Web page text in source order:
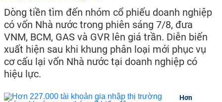
Dòng tiền tìm đến nhóm cổ phiếu doanh nghiệp
có vốn Nhà nước trong phiên sáng 7/8, đưa
VNM, BCM, GAS và GVR lên giá trần. Diễn biến
xuất hiện sau khi khung phân loại mới phục vụ
cơ cấu lại vốn Nhà nước tại doanh nghiệp có
hiệu lực.
Hơn